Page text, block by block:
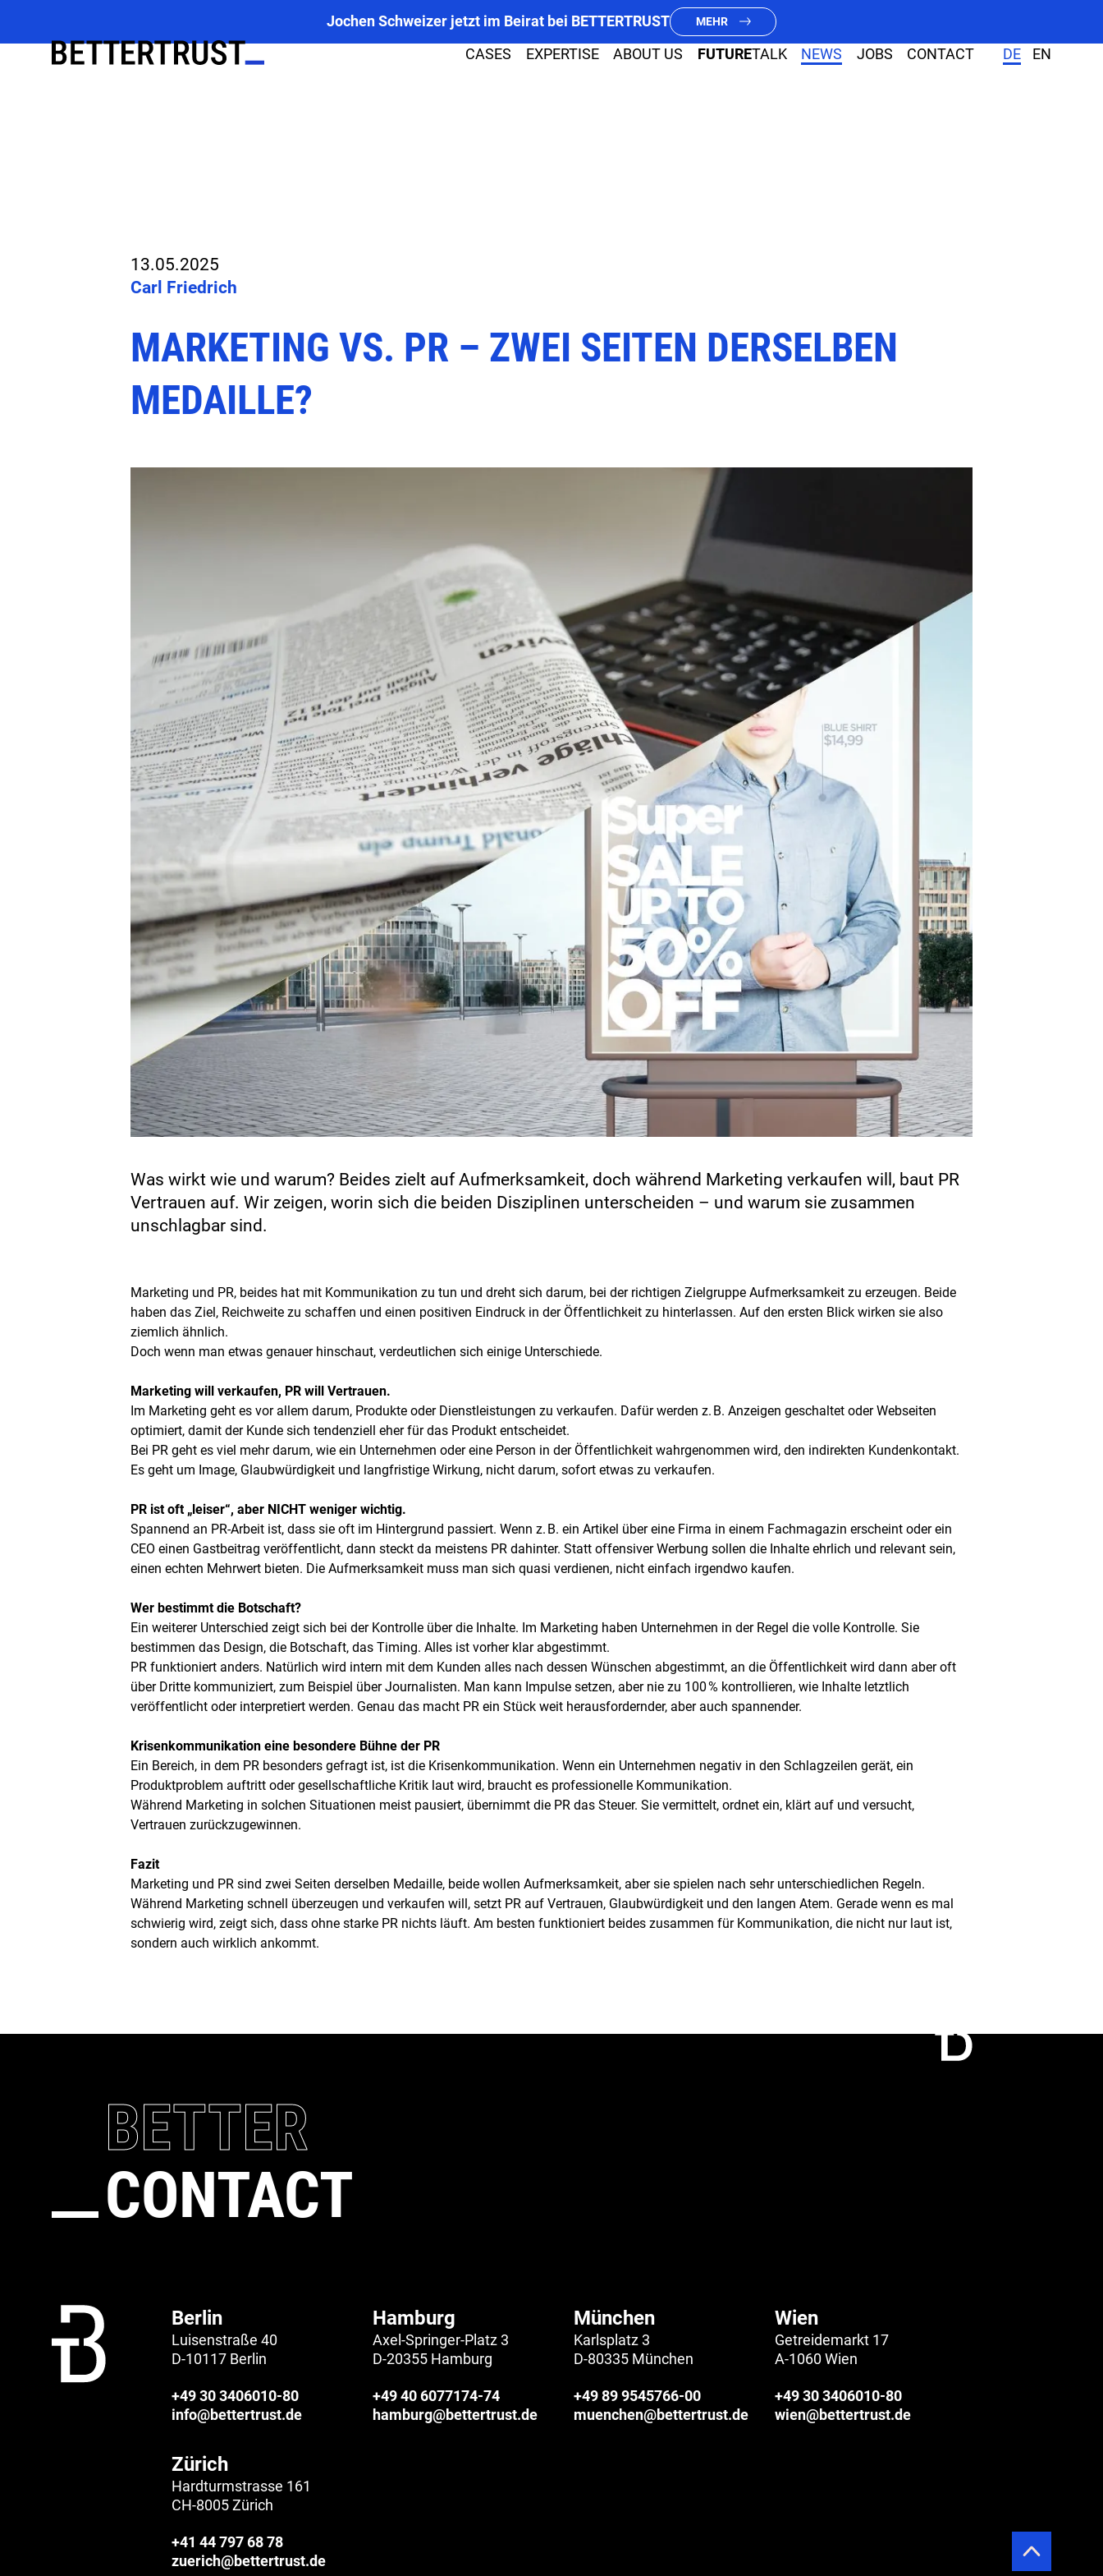
CASES
EXPERTISE
ABOUT US FUTURETALK NEWS JOBS CONTACT DE EN
Jochen Schweizer jetzt im Beirat bei BETTERTRUST MEHR
13.05.2025
Carl Friedrich
MARKETING VS. PR – ZWEI SEITEN DERSELBEN
MEDAILLE?
Was wirkt wie und warum? Beides zielt auf Aufmerksamkeit, doch während Marketing verkaufen will, baut PR
Vertrauen auf. Wir zeigen, worin sich die beiden Disziplinen unterscheiden – und warum sie zusammen
unschlagbar sind.
Marketing und PR, beides hat mit Kommunikation zu tun und dreht sich darum, bei der richtigen Zielgruppe Aufmerksamkeit zu erzeugen. Beide
haben das Ziel, Reichweite zu schaffen und einen positiven Eindruck in der Öffentlichkeit zu hinterlassen. Auf den ersten Blick wirken sie also
ziemlich ähnlich.
Doch wenn man etwas genauer hinschaut, verdeutlichen sich einige Unterschiede.
Marketing will verkaufen, PR will Vertrauen.
Im Marketing geht es vor allem darum, Produkte oder Dienstleistungen zu verkaufen. Dafür werden z. B. Anzeigen geschaltet oder Webseiten
optimiert, damit der Kunde sich tendenziell eher für das Produkt entscheidet.
Bei PR geht es viel mehr darum, wie ein Unternehmen oder eine Person in der Öffentlichkeit wahrgenommen wird, den indirekten Kundenkontakt.
Es geht um Image, Glaubwürdigkeit und langfristige Wirkung, nicht darum, sofort etwas zu verkaufen.
PR ist oft „leiser“, aber NICHT weniger wichtig.
Spannend an PR-Arbeit ist, dass sie oft im Hintergrund passiert. Wenn z. B. ein Artikel über eine Firma in einem Fachmagazin erscheint oder ein
CEO einen Gastbeitrag veröffentlicht, dann steckt da meistens PR dahinter. Statt offensiver Werbung sollen die Inhalte ehrlich und relevant sein,
einen echten Mehrwert bieten. Die Aufmerksamkeit muss man sich quasi verdienen, nicht einfach irgendwo kaufen.
Wer bestimmt die Botschaft?
Ein weiterer Unterschied zeigt sich bei der Kontrolle über die Inhalte. Im Marketing haben Unternehmen in der Regel die volle Kontrolle. Sie
bestimmen das Design, die Botschaft, das Timing. Alles ist vorher klar abgestimmt.
PR funktioniert anders. Natürlich wird intern mit dem Kunden alles nach dessen Wünschen abgestimmt, an die Öffentlichkeit wird dann aber oft
über Dritte kommuniziert, zum Beispiel über Journalisten. Man kann Impulse setzen, aber nie zu 100 % kontrollieren, wie Inhalte letztlich
veröffentlicht oder interpretiert werden. Genau das macht PR ein Stück weit herausfordernder, aber auch spannender.
Krisenkommunikation eine besondere Bühne der PR
Ein Bereich, in dem PR besonders gefragt ist, ist die Krisenkommunikation. Wenn ein Unternehmen negativ in den Schlagzeilen gerät, ein
Produktproblem auftritt oder gesellschaftliche Kritik laut wird, braucht es professionelle Kommunikation.
Während Marketing in solchen Situationen meist pausiert, übernimmt die PR das Steuer. Sie vermittelt, ordnet ein, klärt auf und versucht,
Vertrauen zurückzugewinnen.
Fazit
Marketing und PR sind zwei Seiten derselben Medaille, beide wollen Aufmerksamkeit, aber sie spielen nach sehr unterschiedlichen Regeln.
Während Marketing schnell überzeugen und verkaufen will, setzt PR auf Vertrauen, Glaubwürdigkeit und den langen Atem. Gerade wenn es mal
schwierig wird, zeigt sich, dass ohne starke PR nichts läuft. Am besten funktioniert beides zusammen für Kommunikation, die nicht nur laut ist,
sondern auch wirklich ankommt.
BETTER
CONTACT
Berlin
Luisenstraße 40
D-10117 Berlin
+49 30 3406010-80
info@bettertrust.de
Hamburg
Axel-Springer-Platz 3
D-20355 Hamburg
+49 40 6077174-74
hamburg@bettertrust.de
München
Karlsplatz 3
D-80335 München
+49 89 9545766-00
muenchen@bettertrust.de
Wien
Getreidemarkt 17
A-1060 Wien
+49 30 3406010-80
wien@bettertrust.de
Zürich
Hardturmstrasse 161
CH-8005 Zürich
+41 44 797 68 78
zuerich@bettertrust.de